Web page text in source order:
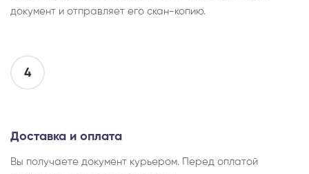
документ и отправляет его скан-копию.
4
Доставка и оплата
Вы получаете документ курьером. Перед оплатой